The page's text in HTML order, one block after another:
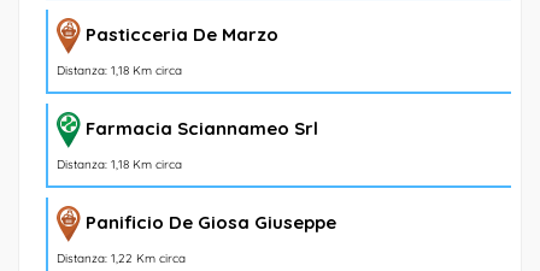
Pasticceria De Marzo
Distanza: 1,18 Km circa
Farmacia Sciannameo Srl
Distanza: 1,18 Km circa
Panificio De Giosa Giuseppe
Distanza: 1,22 Km circa